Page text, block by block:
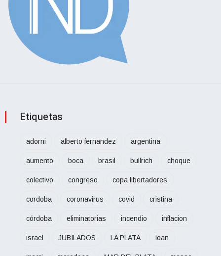
Etiquetas
adorni alberto fernandez argentina
aumento boca brasil bullrich choque
colectivo congreso copa libertadores
cordoba coronavirus covid cristina
córdoba eliminatorias incendio inflacion
israel JUBILADOS LA PLATA loan